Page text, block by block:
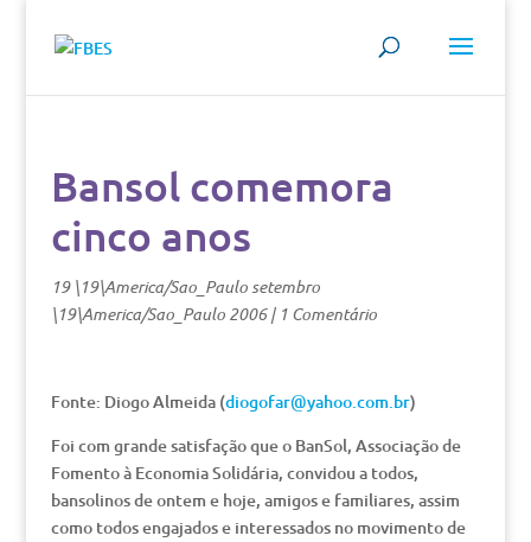
Bansol comemora
cinco anos
19 \19\America/Sao_Paulo setembro
\19\America/Sao_Paulo 2006| 1 Comentário
Fonte: Diogo Almeida (diogofar@yahoo.com.br)
Foi com grande satisfação que o BanSol, Associação de
Fomento à Economia Solidária, convidou a todos,
bansolinos de ontem e hoje, amigos e familiares, assim
como todos engajados e interessados no movimento de